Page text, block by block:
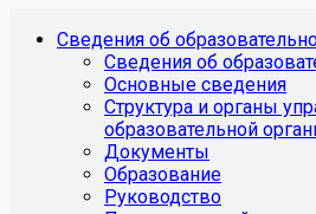
Сведения об
Сведения об
Основные сведения
Структура и органы
образовательной
Документы
Образование
Руководство